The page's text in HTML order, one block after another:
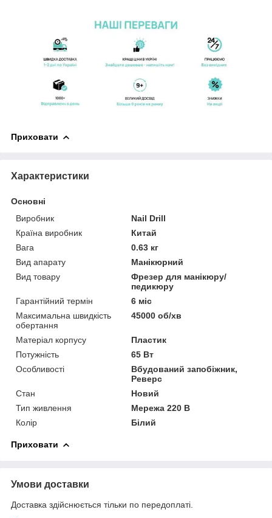
Приховати
Характеристики
Основні
Виробник
Nail Drill
Країна виробник
Китай
Вага
0.63 кг
Вид апарату
Манікюрний
Вид товару
Фрезер для манікюру/
педикюру
Гарантійний термін
6 міс
Максимальна швидкість
обертання
45000 об/хв
Матеріал корпусу
Пластик
Потужність
65 Вт
Особливості
Вбудований запобіжник,
Реверс
Стан
Новий
Тип живлення
Мережа 220 В
Колір
Білий
Приховати
Умови доставки
Доставка здійснюється тільки по передоплаті.